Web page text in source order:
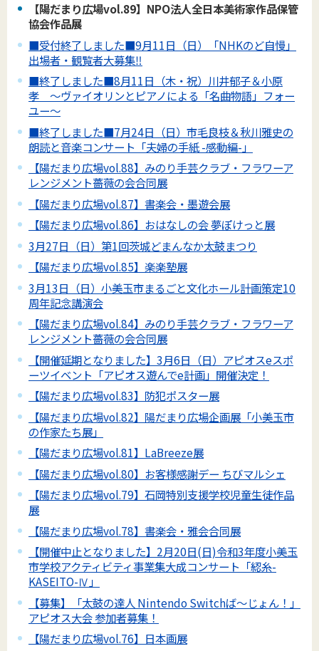
【陽だまり広場vol.89】NPO法人全日本美術家作品保管
協会作品展
■受付終了しました■9月11日（日）「NHKのど自慢」
出場者・観覧者大募集‼
■終了しました■8月11日（木・祝）川井郁子＆小原
孝 ～ヴァイオリンとピアノによる「名曲物語」フォー
ユー～
■終了しました■7月24日（日）市毛良枝＆秋川雅史の
朗読と音楽コンサート「夫婦の手紙 -感動編-」
【陽だまり広場vol.88】みのり手芸クラブ・フラワーア
レンジメント薔薇の会合同展
【陽だまり広場vol.87】書楽会・墨遊会展
【陽だまり広場vol.86】おはなしの会 夢ぽけっと展
3月27日（日）第1回茨城どまんなか太鼓まつり
【陽だまり広場vol.85】楽楽塾展
3月13日（日）小美玉市まるごと文化ホール計画策定10
周年記念講演会
【陽だまり広場vol.84】みのり手芸クラブ・フラワーア
レンジメント薔薇の会合同展
【開催延期となりました】3月6日（日）アピオスeスポ
ーツイベント「アピオス遊んでe計画」開催決定！
【陽だまり広場vol.83】防犯ポスター展
【陽だまり広場vol.82】陽だまり広場企画展「小美玉市
の作家たち展」
【陽だまり広場vol.81】LaBreeze展
【陽だまり広場vol.80】お客様感謝デー ちびマルシェ
【陽だまり広場vol.79】石岡特別支援学校児童生徒作品
展
【陽だまり広場vol.78】書楽会・雅会合同展
【開催中止となりました】2月20日(日)令和3年度小美玉
市学校アクティビティ事業集大成コンサート「綛糸-
KASEITO-Ⅳ」
【募集】「太鼓の達人 Nintendo Switchば～じょん！」
アピオス大会 参加者募集！
【陽だまり広場vol.76】日本画展